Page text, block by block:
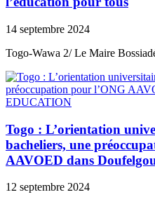
14 septembre 2024
Togo-Wawa 2/ Le Maire
EDUCATION
Togo : L’orientation
bacheliers, une
AAVOED dans
12 septembre 2024